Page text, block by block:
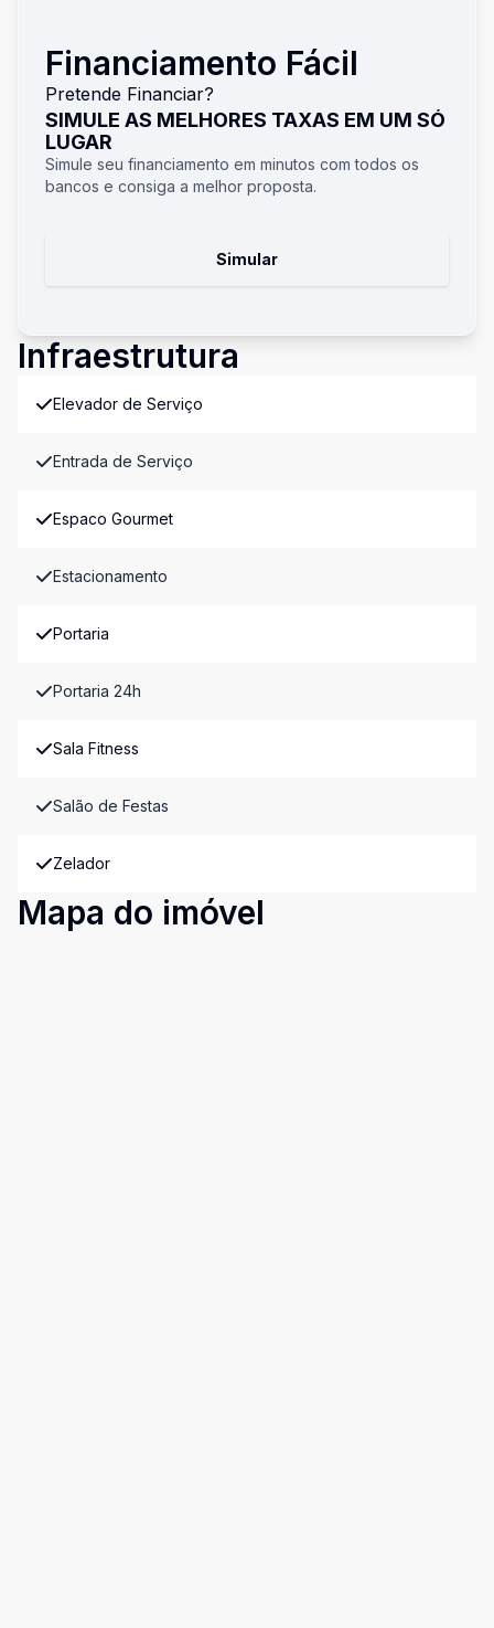
Financiamento Fácil
Pretende Financiar?
SIMULE AS MELHORES TAXAS EM UM SÓ
LUGAR
Simule seu financiamento em minutos com todos os
bancos e consiga a melhor proposta.
Simular
Infraestrutura
Elevador de Serviço
Entrada de Serviço
Espaco Gourmet
Estacionamento
Portaria
Portaria 24h
Sala Fitness
Salão de Festas
Zelador
Mapa do imóvel